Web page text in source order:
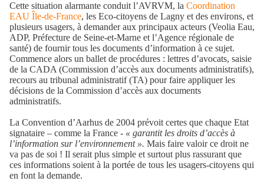
Cette situation alarmante conduit l’AVRVM, la Coordination
EAU Île-de-France, les Eco-citoyens de Lagny et des environs, et
plusieurs usagers, à demander aux principaux acteurs (Veolia Eau,
ADP, Préfecture de Seine-et-Marne et l’Agence régionale de
santé) de fournir tous les documents d’information à ce sujet.
Commence alors un ballet de procédures : lettres d’avocats, saisie
de la CADA (Commission d’accès aux documents administratifs),
recours au tribunal administratif (TA) pour faire appliquer les
décisions de la Commission d’accès aux documents
administratifs.
La Convention d’Aarhus de 2004 prévoit certes que chaque Etat
signataire – comme la France - « garantit les droits d’accès à
l’information sur l’environnement ». Mais faire valoir ce droit ne
va pas de soi ! Il serait plus simple et surtout plus rassurant que
ces informations soient à la portée de tous les usagers-citoyens qui
en font la demande.